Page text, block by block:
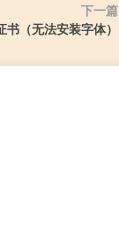
下一篇
（无法安装字体）